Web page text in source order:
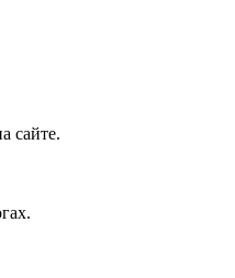
сайте.